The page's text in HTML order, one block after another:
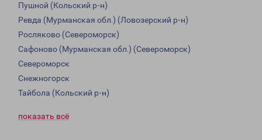
Пушной (Кольский р-н)
Ревда (Мурманская обл.) (Ловозерский р-н)
Росляково (Североморск)
Сафоново (Мурманская обл.) (Североморск)
Североморск
Снежногорск
Тайбола (Кольский р-н)
показать всё